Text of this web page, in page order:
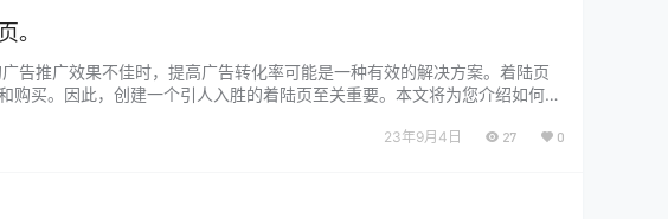
。
告推广效果不佳时，提高广告转化率可能是一种有效的解决方案。着陆页
买。因此，创建一个引人入胜的着陆页至关重要。本文将为您介绍如何通
23年9月4日 27 0